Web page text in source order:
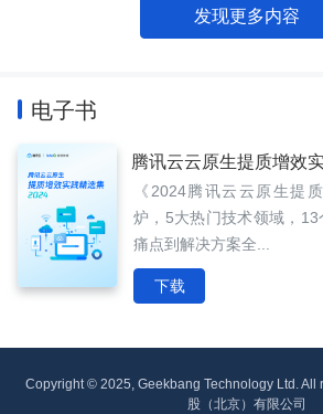
发现更多内容
电子书
腾讯云云原生提质增效
《2024腾讯云云原生提
炉，5大热门技术领域，13
痛点到解决方案全...
下载
Copyright © 2025, Geekbang Technology Ltd. All
股（北京）有限公司